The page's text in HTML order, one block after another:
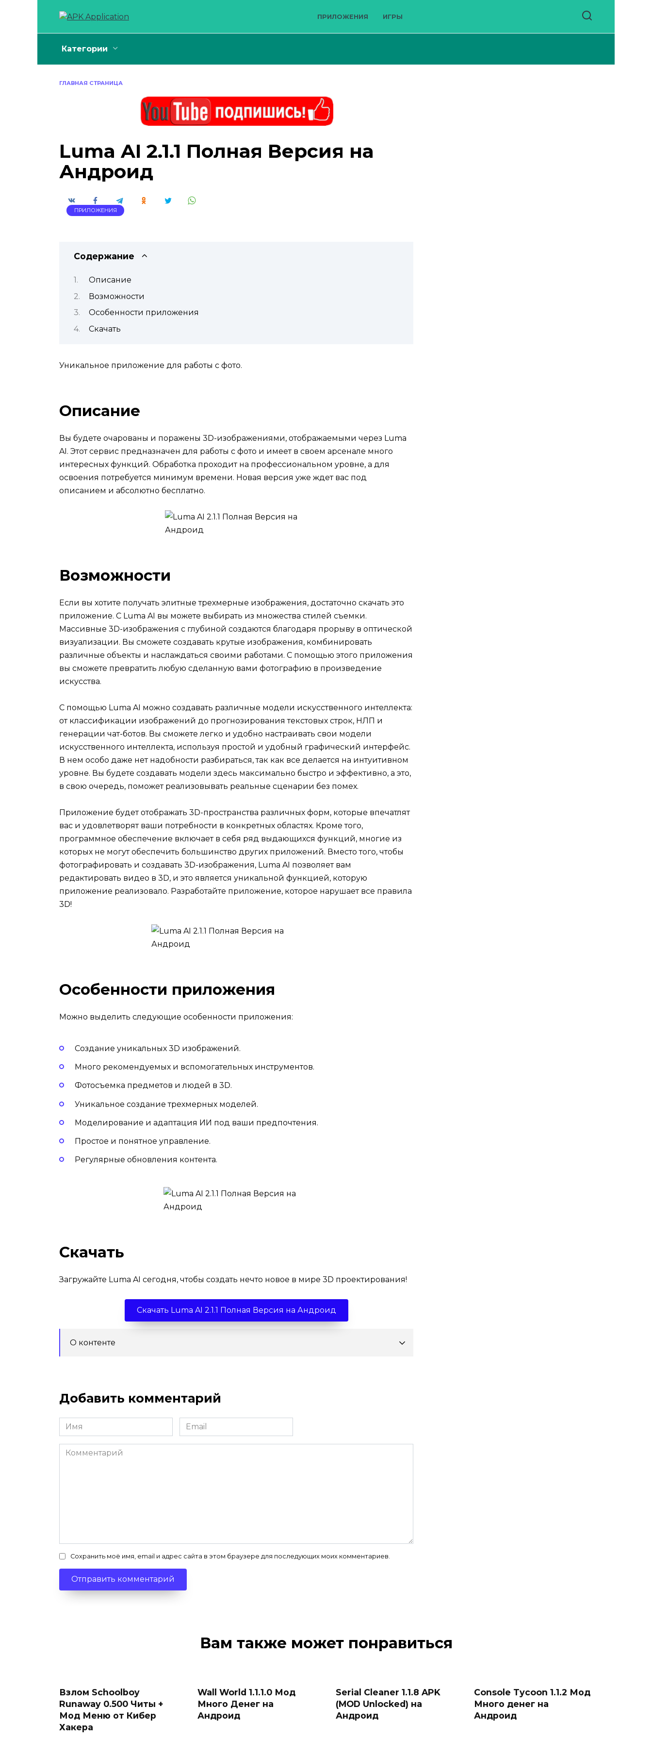
ПРИЛОЖЕНИЯ ИГРЫ
Категории
ГЛАВНАЯ СТРАНИЦА
Luma AI 2.1.1 Полная Версия на
Андроид
ПРИЛОЖЕНИЯ
Содержание
Описание
Возможности
Особенности приложения
Скачать
Уникальное приложение для работы с фото.
Описание
Вы будете очарованы и поражены 3D-изображениями, отображаемыми через Luma
AI. Этот сервис предназначен для работы с фото и имеет в своем арсенале много
интересных функций. Обработка проходит на профессиональном уровне, а для
освоения потребуется минимум времени. Новая версия уже ждет вас под
описанием и абсолютно бесплатно.
Возможности
Если вы хотите получать элитные трехмерные изображения, достаточно скачать это
приложение. С Luma AI вы можете выбирать из множества стилей съемки.
Массивные 3D-изображения с глубиной создаются благодаря прорыву в оптической
визуализации. Вы сможете создавать крутые изображения, комбинировать
различные объекты и наслаждаться своими работами. С помощью этого приложения
вы сможете превратить любую сделанную вами фотографию в произведение
искусства.
С помощью Luma AI можно создавать различные модели искусственного интеллекта:
от классификации изображений до прогнозирования текстовых строк, НЛП и
генерации чат-ботов. Вы сможете легко и удобно настраивать свои модели
искусственного интеллекта, используя простой и удобный графический интерфейс.
В нем особо даже нет надобности разбираться, так как все делается на интуитивном
уровне. Вы будете создавать модели здесь максимально быстро и эффективно, а это,
в свою очередь, поможет реализовывать реальные сценарии без помех.
Приложение будет отображать 3D-пространства различных форм, которые впечатлят
вас и удовлетворят ваши потребности в конкретных областях. Кроме того,
программное обеспечение включает в себя ряд выдающихся функций, многие из
которых не могут обеспечить большинство других приложений. Вместо того, чтобы
фотографировать и создавать 3D-изображения, Luma AI позволяет вам
редактировать видео в 3D, и это является уникальной функцией, которую
приложение реализовало. Разработайте приложение, которое нарушает все правила
3D!
Особенности приложения
Можно выделить следующие особенности приложения:
Создание уникальных 3D изображений.
Много рекомендуемых и вспомогательных инструментов.
Фотосъемка предметов и людей в 3D.
Уникальное создание трехмерных моделей.
Моделирование и адаптация ИИ под ваши предпочтения.
Простое и понятное управление.
Регулярные обновления контента.
Скачать
Загружайте Luma AI сегодня, чтобы создать нечто новое в мире 3D проектирования!
Скачать Luma AI 2.1.1 Полная Версия на Андроид
О контенте
Добавить комментарий
Имя
*
Email
*
Комментарий
Сохранить моё имя, email и адрес сайта в этом браузере для последующих моих комментариев.
Вам также может понравиться
Взлом Schoolboy
Runaway 0.500 Читы +
Мод Меню от Кибер
Хакера
Wall World 1.1.1.0 Мод
Много Денег на
Андроид
Serial Cleaner 1.1.8 APK
(MOD Unlocked) на
Андроид
Console Tycoon 1.1.2 Мод
Много денег на
Андроид